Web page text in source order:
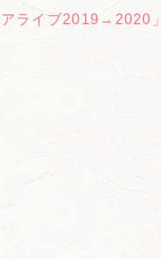
ライブ2019→2020」